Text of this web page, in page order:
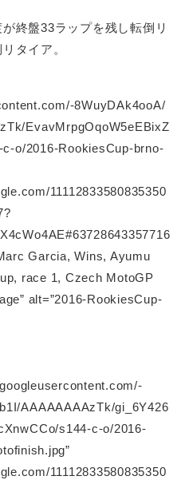
終盤33ラップを残し転倒リ
タイア。
8WuyDAk4ooA/
EvavMrpgOqoW5eEBixZ
o/2016-RookiesCup-brno-
11112833580835350
Garcia, Wins, Ayumu
race 1, Czech MotoGP
alt=”2016-RookiesCup-
AAAAAAAAzTk/gi_6Y426
s144-c-o/2016-
11112833580835350